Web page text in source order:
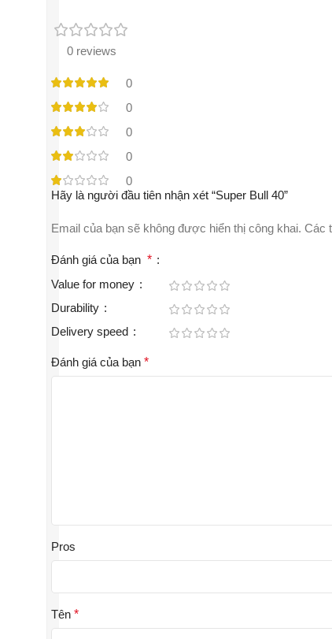
0 reviews
0
0
0
0
0
Hãy là người đầu tiên nhận xét “Super Bull 40”
Email của bạn sẽ không được hiển thị công khai. Các
Đánh giá của bạn *
Value for money
Durability
Delivery speed
Đánh giá của bạn *
Pros
Tên *